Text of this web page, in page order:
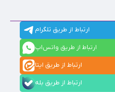
ارتباط از طریق تلگرام
ارتباط از طریق واتس‌اپ
ارتباط از طریق ایتا
ارتباط از طریق بله